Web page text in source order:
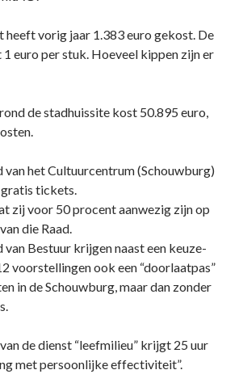
vorig jaar 1.383 euro gekost. De
euro per stuk. Hoeveel kippen zijn er
de stadhuissite kost 50.895 euro,
van het Cultuurcentrum (Schouwburg)
tickets.
zij voor 50 procent aanwezig zijn op
die Raad.
van Bestuur krijgen naast een keuze-
voorstellingen ook een “doorlaatpas”
in de Schouwburg, maar dan zonder
de dienst “leefmilieu” krijgt 25 uur
met persoonlijke effectiviteit”.